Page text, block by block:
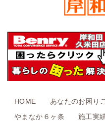
HOME
あなたのお困り
やまなか６ヶ条
施工実